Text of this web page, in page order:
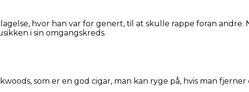
hvor han var for genert, til at skulle rappe foran andre.
i sin omgangskreds.
som er en god cigar, man kan ryge på, hvis man